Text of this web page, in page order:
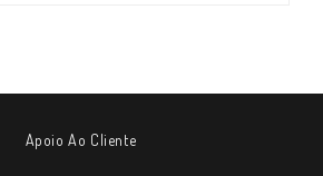
Apoio Ao Cliente